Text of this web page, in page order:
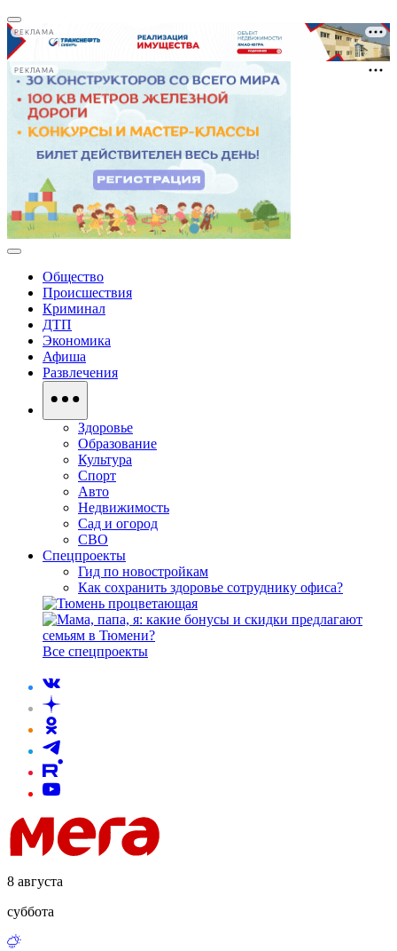
РЕКЛАМА
РЕКЛАМА
Общество
Происшествия
Криминал
ДТП
Экономика
Афиша
Развлечения
Здоровье
Образование
Культура
Спорт
Авто
Недвижимость
Сад и огород
СВО
Спецпроекты
Гид по новостройкам
Как сохранить здоровье сотруднику офиса?
Все спецпроекты
8 августа
суббота